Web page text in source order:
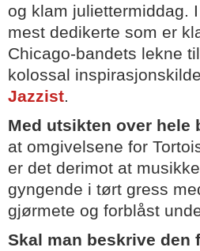
og klam juliettermiddag.
mest dedikerte som er
Chicago-bandets lekne
kolossal
Jazzist.
Med utsikten over hele
at omgivelsene for
er det derimot at
gyngende i tørt gress
gjørmete og forblåst
Skal man beskrive